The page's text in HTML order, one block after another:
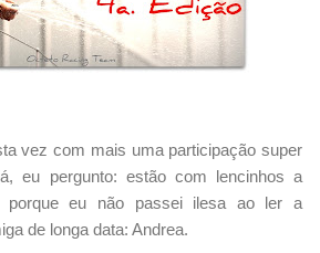
vez com mais uma participação super
eu pergunto: estão com lencinhos a
porque eu não passei ilesa ao ler a
de longa data: Andrea.